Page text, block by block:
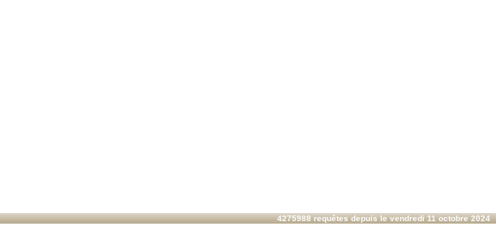
4275988 requêtes depuis le vendredi 11 octobre 2024